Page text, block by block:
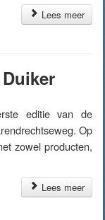
Lees meer
editie van de
Op
zowel producten,
Lees meer